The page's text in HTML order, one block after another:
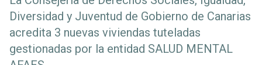
Diversidad y Juventud de Gobierno de Canarias
acredita 3 nuevas viviendas tuteladas
gestionadas por la entidad SALUD MENTAL